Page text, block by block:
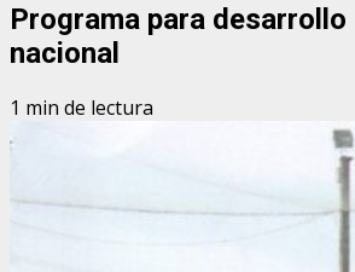
Programa para desarrollo
nacional
1 min de lectura